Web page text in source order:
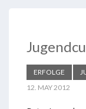
ERFOLGE
12. MAY 2012